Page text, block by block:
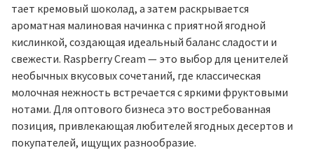
тает кремовый шоколад, а затем раскрывается
ароматная малиновая начинка с приятной ягодной
кислинкой, создающая идеальный баланс сладости и
свежести. Raspberry Cream — это выбор для ценителей
необычных вкусовых сочетаний, где классическая
молочная нежность встречается с яркими фруктовыми
нотами. Для оптового бизнеса это востребованная
позиция, привлекающая любителей ягодных десертов и
покупателей, ищущих разнообразие.